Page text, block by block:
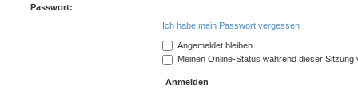
Passwort:
Ich habe mein Passwort vergessen
Angemeldet bleiben
Meinen Online-Status während dieser Sitzung